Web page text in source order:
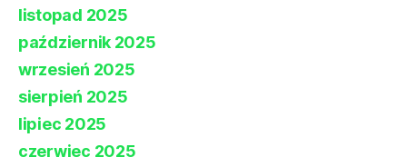
listopad 2025
październik 2025
wrzesień 2025
sierpień 2025
lipiec 2025
czerwiec 2025